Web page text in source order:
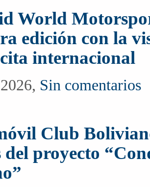
World
edición con la
internacional
Sin comentarios
Club
del proyecto